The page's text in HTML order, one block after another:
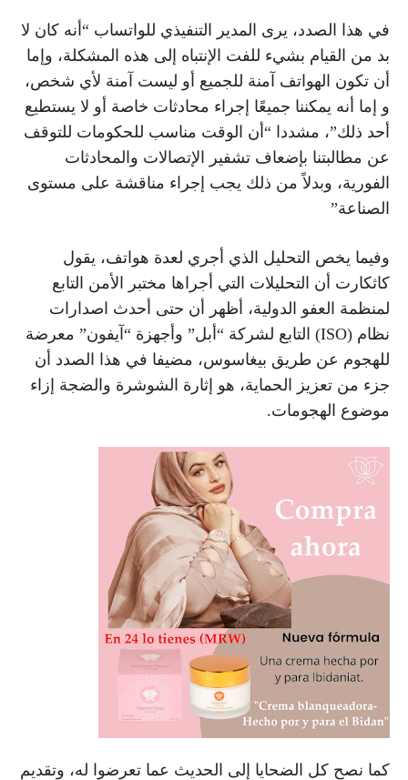
في هذا الصدد، يرى المدير التنفيذي للواتساب “أنه كان لا
بد من القيام بشيء للفت الإنتباه إلى هذه المشكلة، وإما
أن تكون الهواتف آمنة للجميع أو ليست آمنة لأي شخص،
و إما أنه يمكننا جميعًا إجراء محادثات خاصة أو لا يستطيع
أحد ذلك”، مشددا “أن الوقت مناسب للحكومات للتوقف
عن مطالبتنا بإضعاف تشفير الإتصالات والمحادثات
الفورية، وبدلاً من ذلك يجب إجراء مناقشة على مستوى
الصناعة”
وفيما يخص التحليل الذي أجري لعدة هواتف، يقول
كاثكارت أن التحليلات التي أجراها مختبر الأمن التابع
لمنظمة العفو الدولية، أظهر أن حتى أحدث اصدارات
نظام (ISO) التابع لشركة “أبل” وأجهزة “آيفون” معرضة
للهجوم عن طريق بيغاسوس، مضيفا في هذا الصدد أن
جزء من تعزيز الحماية، هو إثارة الشوشرة والضجة إزاء
موضوع الهجومات.
كما نصح كل الضحايا إلى الحديث عما تعرضوا له، وتقديم